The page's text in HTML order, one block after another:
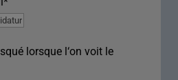
lorsque l‘on voit le